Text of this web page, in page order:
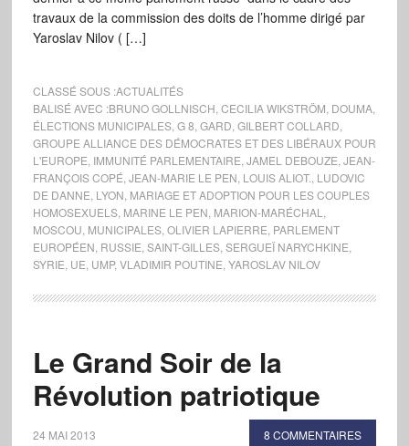
travaux de la commission des doits de l’homme dirigé par
Yaroslav Nilov ( […]
CLASSÉ SOUS :ACTUALITÉS
BALISÉ AVEC :BRUNO GOLLNISCH CECILIA WIKSTRÖM DOUMA,
ÉLECTIONS MUNICIPALES, G 8 GARD GILBERT COLLARD
GROUPE ALLIANCE DES DÉMOCRATES ET DES LIBÉRAUX POUR
L'EUROPE IMMUNITÉ PARLEMENTAIRE JAMEL DEBOUZE JEAN-
FRANÇOIS COPÉ JEAN-MARIE LE PEN LOUIS ALIOT. LUDOVIC
DE DANNE LYON MARIAGE ET ADOPTION POUR LES COUPLES
HOMOSEXUELS, MARINE LE PEN MARION-MARÉCHAL
MOSCOU MUNICIPALES, OLIVIER LAPIERRE PARLEMENT
EUROPÉEN RUSSIE SAINT-GILLES, SERGUEÏ NARYCHKINE
SYRIE UE UMP, VLADIMIR POUTINE YAROSLAV NILOV
Le Grand Soir de la
Révolution patriotique
24 MAI 2013 8 COMMENTAIRES